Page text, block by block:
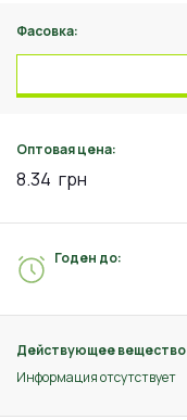
Фасовка:
Оптовая цена:
8.34 грн
Действующее вещество
Информация отсутствует
Годен до: